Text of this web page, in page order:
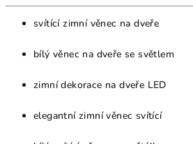
svítící zimní věnec na dveře
bílý věnec na dveře se světlem
zimní dekorace na dveře LED
elegantní zimní věnec svítící